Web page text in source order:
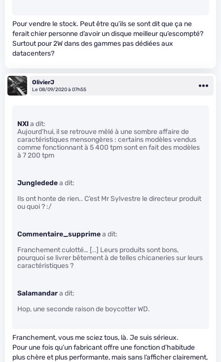
Pour vendre le stock. Peut être qu’ils se sont dit que ça ne
ferait chier personne d’avoir un disque meilleur qu’escompté?
Surtout pour 2W dans des gammes pas dédiées aux
datacenters?
OlivierJ
Le 08/09/2020 à 07h55
NXIa dit:
Aujourd’hui, il se retrouve mêlé à une sombre affaire de
caractéristiques mensongères : certains modèles vendus
comme fonctionnant à 5 400 tpm sont en fait des modèles
à 7 200 tpm
Junglededea dit:
Ils ont honte de rien.. C’est Mr Sylvestre le directeur produit
ou quoi ? :/
Commentaire_supprimea dit:
Franchement culotté… [..] Leurs produits sont bons,
pourquoi se livrer bêtement à de telles chicaneries sur leurs
caractéristiques ?
Salamandara dit:
Hop, une seconde raison de boycotter WD.
Franchement, vous me sciez tous, là. Je suis sérieux.
Pour une fois qu’un fabricant offre une fonction d’habitude
plus chère et plus performante, mais sans l’afficher clairement,